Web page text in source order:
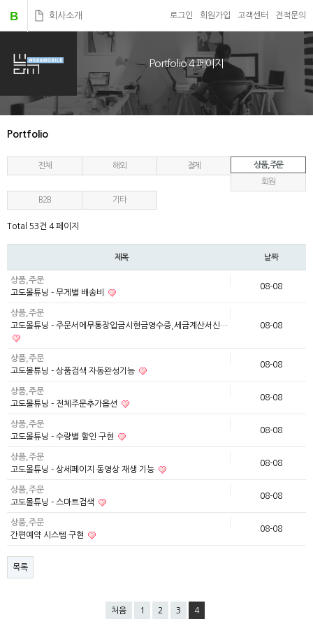
B 회사소개 견적문의
고객센터
회원가입
로그인
Portfolio 4 페이지
Portfolio
전체 해외 결제
상품,주문
회원
B2B 기타
Total 53건 4 페이지
제목 날짜
상품,주문
고도몰튜닝 - 무게별 배송비
08-08
상품,주문
고도몰튜닝 - 주문서에무통장입금시현금영수증,세금계산서신…
08-08
상품,주문
고도몰튜닝 - 상품검색 자동완성기능
08-08
상품,주문
고도몰튜닝 - 전체주문추가옵션
08-08
상품,주문
고도몰튜닝 - 수량별 할인 구현
08-08
상품,주문
고도몰튜닝 - 상세페이지 동영상 재생 기능
08-08
상품,주문
고도몰튜닝 - 스마트검색
08-08
상품,주문
간편예약 시스템 구현
08-08
목록
처음 1 2 3 4